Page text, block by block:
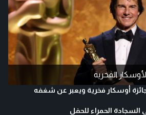
الفخرية
أوسكار فخرية ويعبر عن شغفه
السجادة الحمراء للحفل